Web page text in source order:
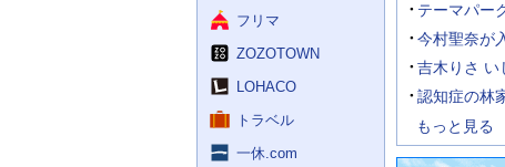
フリマ
ZOZOTOWN
LOHACO
トラベル
一休.com
テーマパー
今村聖奈が
吉木りさ い
認知症の林
もっと見る